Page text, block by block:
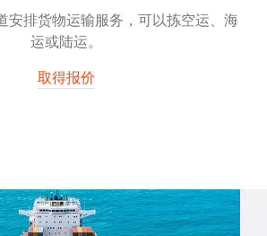
安排货物运输服务，可以拣空运、海
运或陆运。
取得报价